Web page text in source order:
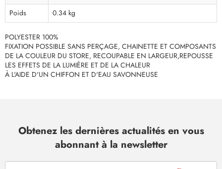
Poids
0.34 kg
POLYESTER 100%
FIXATION POSSIBLE SANS PERÇAGE, CHAINETTE ET COMPOSANTS
DE LA COULEUR DU STORE, RECOUPABLE EN LARGEUR,REPOUSSE
LES EFFETS DE LA LUMIÈRE ET DE LA CHALEUR
À L'AIDE D'UN CHIFFON ET D'EAU SAVONNEUSE
Obtenez les dernières actualités en vous
abonnant à la newsletter